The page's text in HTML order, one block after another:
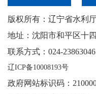
版权所有：辽宁省水利
地址：沈阳市和平区十
联系方式：024-23863046
辽ICP备10008193号
政府网站标识码：